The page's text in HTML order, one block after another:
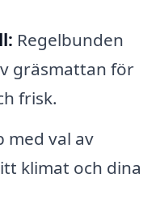
Regelbunden
gräsmattan för
frisk.
med val av
klimat och dina